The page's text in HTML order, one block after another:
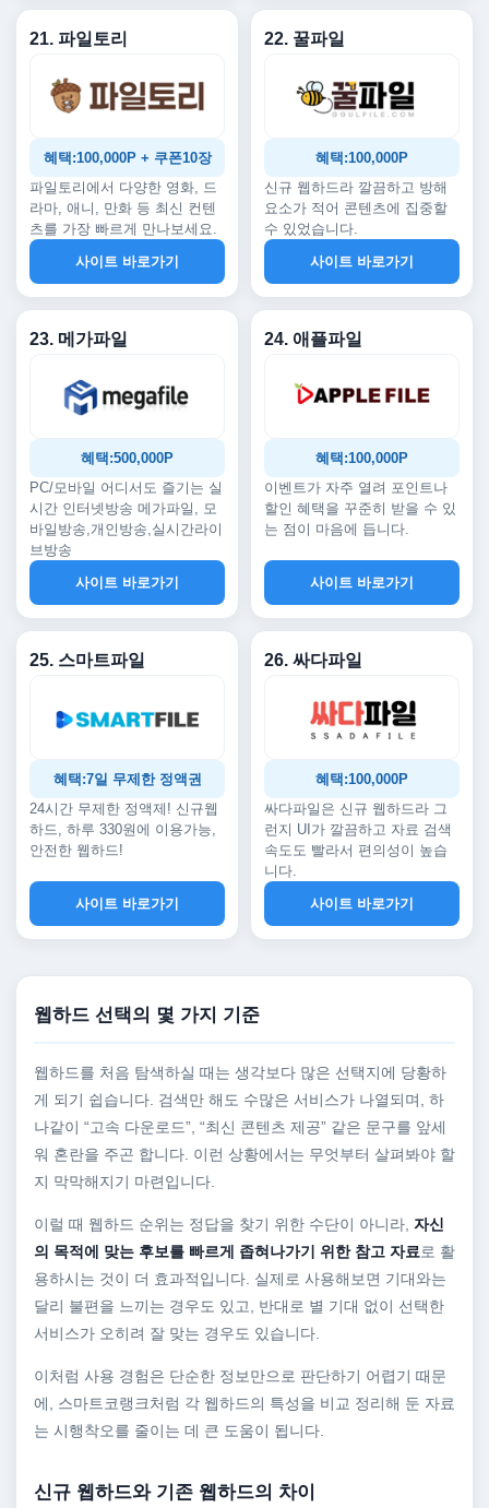
21. 파일토리
혜택:100,000P + 쿠폰10장
파일토리에서 다양한 영화, 드
라마, 애니, 만화 등 최신 컨텐
츠를 가장 빠르게 만나보세요.
사이트 바로가기
22. 꿀파일
혜택:100,000P
신규 웹하드라 깔끔하고 방해
요소가 적어 콘텐츠에 집중할
수 있었습니다.
사이트 바로가기
23. 메가파일
혜택:500,000P
PC/모바일 어디서도 즐기는 실
시간 인터넷방송 메가파일, 모
바일방송,개인방송,실시간라이
브방송
사이트 바로가기
24. 애플파일
혜택:100,000P
이벤트가 자주 열려 포인트나
할인 혜택을 꾸준히 받을 수 있
는 점이 마음에 듭니다.
사이트 바로가기
25. 스마트파일
혜택:7일 무제한 정액권
24시간 무제한 정액제! 신규웹
하드, 하루 330원에 이용가능,
안전한 웹하드!
사이트 바로가기
26. 싸다파일
혜택:100,000P
싸다파일은 신규 웹하드라 그
런지 UI가 깔끔하고 자료 검색
속도도 빨라서 편의성이 높습
니다.
사이트 바로가기
웹하드 선택의 몇 가지 기준
웹하드를 처음 탐색하실 때는 생각보다 많은 선택지에 당황하
게 되기 쉽습니다. 검색만 해도 수많은 서비스가 나열되며, 하
나같이 “고속 다운로드”, “최신 콘텐츠 제공” 같은 문구를 앞세
워 혼란을 주곤 합니다. 이런 상황에서는 무엇부터 살펴봐야 할
지 막막해지기 마련입니다.
이럴 때 웹하드 순위는 정답을 찾기 위한 수단이 아니라, 자신
의 목적에 맞는 후보를 빠르게 좁혀나가기 위한 참고 자료로 활
용하시는 것이 더 효과적입니다. 실제로 사용해보면 기대와는
달리 불편을 느끼는 경우도 있고, 반대로 별 기대 없이 선택한
서비스가 오히려 잘 맞는 경우도 있습니다.
이처럼 사용 경험은 단순한 정보만으로 판단하기 어렵기 때문
에, 스마트코랭크처럼 각 웹하드의 특성을 비교 정리해 둔 자료
는 시행착오를 줄이는 데 큰 도움이 됩니다.
신규 웹하드와 기존 웹하드의 차이